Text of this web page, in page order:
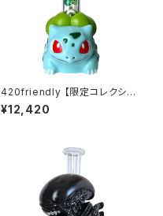
420friendly 【限定コレクショ
ン】Green Bud Monster Bon
g / グリーンバッドモンスターボ
¥12,420